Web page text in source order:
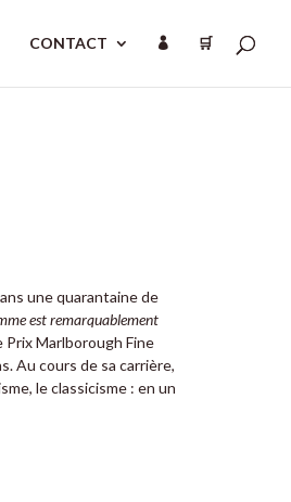
CONTACT  🛒
une quarantaine de
est remarquablement
Prix Marlborough Fine
Au cours de sa carrière,
le classicisme : en un